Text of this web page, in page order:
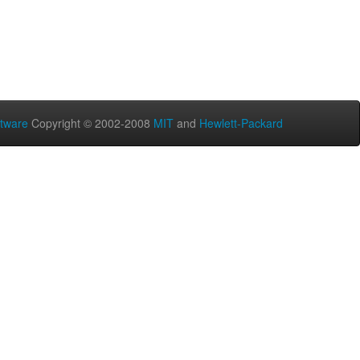
Copyright © 2002-2008 MIT and Hewlett-Packard